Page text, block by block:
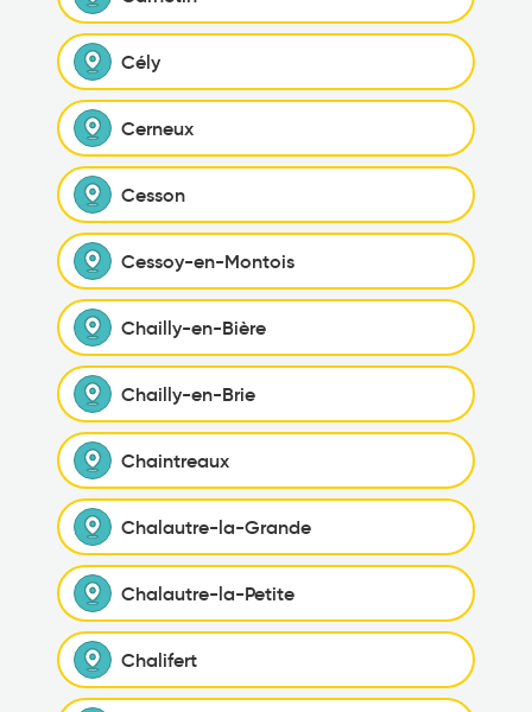
Cély
Cerneux
Cesson
Cessoy-en-Montois
Chailly-en-Bière
Chailly-en-Brie
Chaintreaux
Chalautre-la-Grande
Chalautre-la-Petite
Chalifert